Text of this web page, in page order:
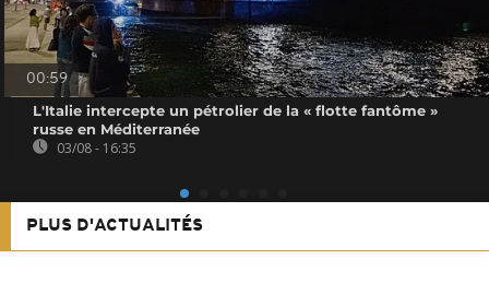
00:59
L'Italie intercepte un pétrolier de la « flotte fantôme »
russe en Méditerranée
03/08 - 16:35
PLUS D'ACTUALITÉS